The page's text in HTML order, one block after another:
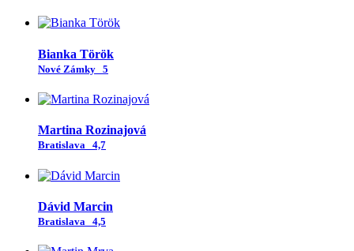
Bianka Török
Nové Zámky 5
Martina Rozinajová
Bratislava 4,7
Dávid Marcin
Bratislava 4,5